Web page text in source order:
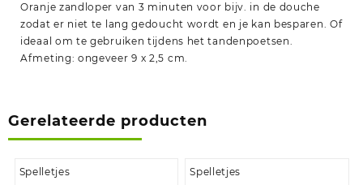
Oranje zandloper van 3 minuten voor bijv. in de douche
zodat er niet te lang gedoucht wordt en je kan besparen. Of
ideaal om te gebruiken tijdens het tandenpoetsen.
Afmeting: ongeveer 9 x 2,5 cm.
Gerelateerde producten
Spelletjes Spelletjes